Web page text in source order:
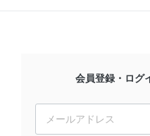
会員登録・ログ